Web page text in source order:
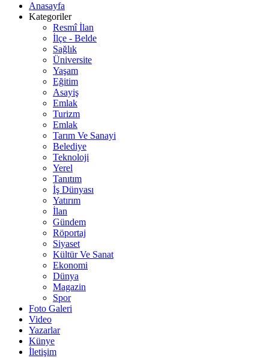
Anasayfa
Kategoriler
Resmî İlan
İlçe - Belde
Sağlık
Üniversite
Yaşam
Eğitim
Asayiş
Emlak
Turizm
Emlak
Tarım Ve Sanayi
Belediye
Teknoloji
Yerel
Tanıtım
İş Dünyası
Yatırım
İlan
Gündem
Röportaj
Siyaset
Kültür Ve Sanat
Ekonomi
Dünya
Magazin
Spor
Foto Galeri
Video
Yazarlar
Künye
İletişim